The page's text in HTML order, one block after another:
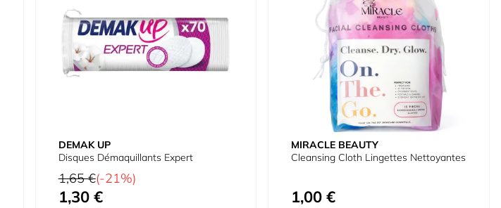
DEMAK UP
Disques Démaquillants Expert
Prix normal
1,65 €(-21%)
Prix spécial
1,30 €
MIRACLE BEAUTY
Cleansing Cloth Lingettes Nettoyantes
1,00 €